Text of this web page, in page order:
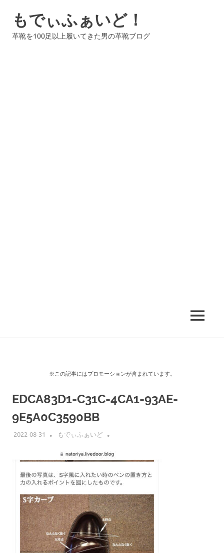
もでぃふぁいど！
革靴を100足以上履いてきた男の革靴ブログ
MENU
※この記事にはプロモーションが含まれています。
EDCA83D1-C31C-4CA1-93AE-
9E5A0C3590BB
2022-08-31 もでぃふぁいど